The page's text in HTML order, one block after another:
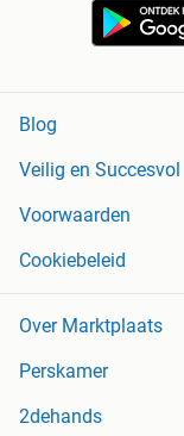
Blog
Veilig en Succesvol
Voorwaarden
Cookiebeleid
Over Marktplaats
Perskamer
2dehands